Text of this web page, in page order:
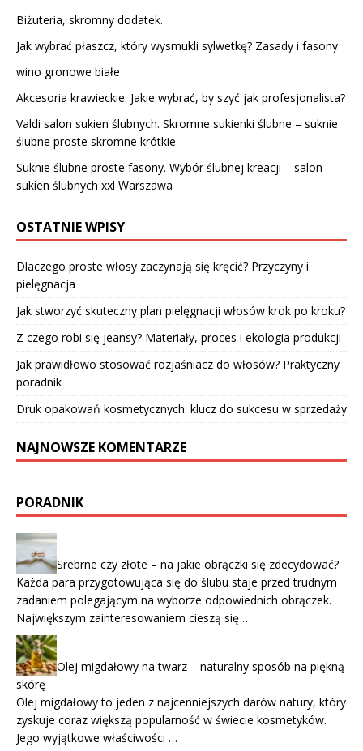
Biżuteria, skromny dodatek.
Jak wybrać płaszcz, który wysmukli sylwetkę? Zasady i fasony
wino gronowe białe
Akcesoria krawieckie: Jakie wybrać, by szyć jak profesjonalista?
Valdi salon sukien ślubnych. Skromne sukienki ślubne – suknie
ślubne proste skromne krótkie
Suknie ślubne proste fasony. Wybór ślubnej kreacji – salon
sukien ślubnych xxl Warszawa
OSTATNIE WPISY
Dlaczego proste włosy zaczynają się kręcić? Przyczyny i
pielęgnacja
Jak stworzyć skuteczny plan pielęgnacji włosów krok po kroku?
Z czego robi się jeansy? Materiały, proces i ekologia produkcji
Jak prawidłowo stosować rozjaśniacz do włosów? Praktyczny
poradnik
Druk opakowań kosmetycznych: klucz do sukcesu w sprzedaży
NAJNOWSZE KOMENTARZE
PORADNIK
Srebrne czy złote – na jakie obrączki się zdecydować?
Każda para przygotowująca się do ślubu staje przed trudnym
zadaniem polegającym na wyborze odpowiednich obrączek.
Największym zainteresowaniem cieszą się …
Olej migdałowy na twarz – naturalny sposób na piękną
skórę
Olej migdałowy to jeden z najcenniejszych darów natury, który
zyskuje coraz większą popularność w świecie kosmetyków.
Jego wyjątkowe właściwości …